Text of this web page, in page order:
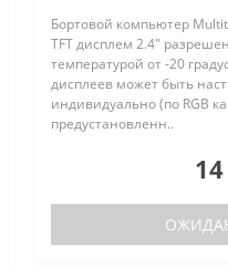
Бортовой компьютер
TFT дисплем 2.4"
температурой от -20
дисплеев может быть
индивидуально (по RGB
предустановленн..